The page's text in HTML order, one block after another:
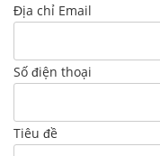
Địa chỉ Email
Số điện thoại
Tiêu đề